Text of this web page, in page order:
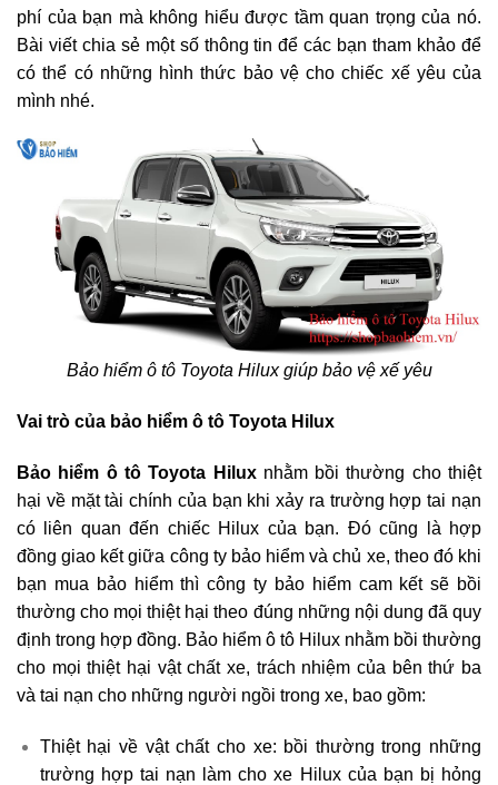
phí của bạn mà không hiểu được tầm quan trọng của nó.
Bài viết chia sẻ một số thông tin để các bạn tham khảo để
có thể có những hình thức bảo vệ cho chiếc xế yêu của
mình nhé.
Bảo hiểm ô tô Toyota Hilux giúp bảo vệ xế yêu
Vai trò của bảo hiểm ô tô Toyota Hilux
Bảo hiểm ô tô Toyota Hiluxnhằm bồi thường cho thiệt
hại về mặt tài chính của bạn khi xảy ra trường hợp tai nạn
có liên quan đến chiếc Hilux của bạn. Đó cũng là hợp
đồng giao kết giữa công ty bảo hiểm và chủ xe, theo đó khi
bạn mua bảo hiểm thì công ty bảo hiểm cam kết sẽ bồi
thường cho mọi thiệt hại theo đúng những nội dung đã quy
định trong hợp đồng. Bảo hiểm ô tô Hilux nhằm bồi thường
cho mọi thiệt hại vật chất xe, trách nhiệm của bên thứ ba
và tai nạn cho những người ngồi trong xe, bao gồm:
Thiệt hại về vật chất cho xe: bồi thường trong những
trường hợp tai nạn làm cho xe Hilux của bạn bị hỏng